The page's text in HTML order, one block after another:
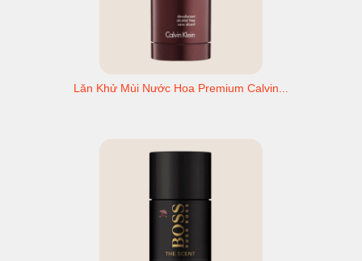
Lăn Khử Mùi Nước Hoa Premium Calvin...